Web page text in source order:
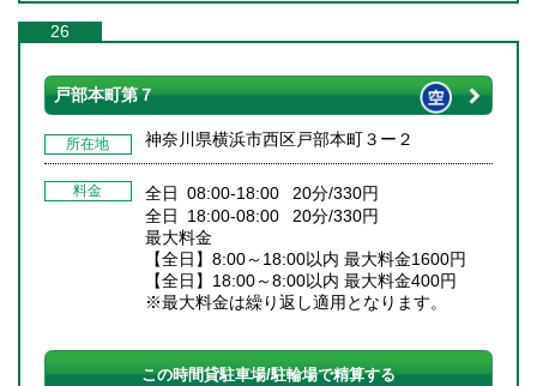
26
戸部本町第７
所在地 神奈川県横浜市西区戸部本町３ー２
料金
全日 08:00-18:00 20分/330円
全日 18:00-08:00 20分/330円
最大料金
【全日】8:00～18:00以内 最大料金1600円
【全日】18:00～8:00以内 最大料金400円
※最大料金は繰り返し適用となります。
この時間貸駐車場/駐輪場で精算する